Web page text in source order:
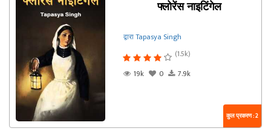
फ्लोरेंस नाइटिंगेल
द्वारा Tapasya Singh
(1.5k)
19k
0 7.9k
कुल प्रकरण : 2